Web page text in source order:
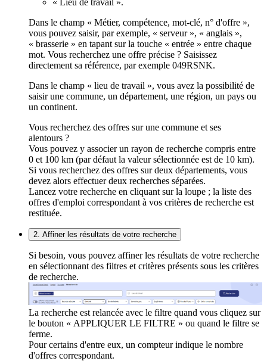
« Lieu de travail ».
Dans le champ « Métier, compétence, mot-clé, n° d'offre »,
vous pouvez saisir, par exemple, « serveur », « anglais »,
« brasserie » en tapant sur la touche « entrée » entre chaque
mot. Vous recherchez une offre précise ? Saisissez
directement sa référence, par exemple 049RSNK.
Dans le champ « lieu de travail », vous avez la possibilité de
saisir une commune, un département, une région, un pays ou
un continent.
Vous recherchez des offres sur une commune et ses
alentours ?
Vous pouvez y associer un rayon de recherche compris entre
0 et 100 km (par défaut la valeur sélectionnée est de 10 km).
Si vous recherchez des offres sur deux départements, vous
devez alors effectuer deux recherches séparées.
Lancez votre recherche en cliquant sur la loupe ; la liste des
offres d'emploi correspondant à vos critères de recherche est
restituée.
2. Affiner les résultats de votre recherche
Si besoin, vous pouvez affiner les résultats de votre recherche
en sélectionnant des filtres et critères présents sous les critères
de recherche.
La recherche est relancée avec le filtre quand vous cliquez sur
le bouton « APPLIQUER LE FILTRE » ou quand le filtre se
ferme.
Pour certains d'entre eux, un compteur indique le nombre
d'offres correspondant.